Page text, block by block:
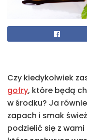
Czy kiedykolwiek
gofry, które będą
w środku? Ja
zapach i smak
podzielić się z